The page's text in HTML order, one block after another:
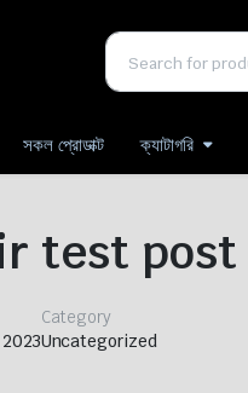
সকল প্রোডাক্ট ক্যাটাগরি
test post
Category
Uncategorized